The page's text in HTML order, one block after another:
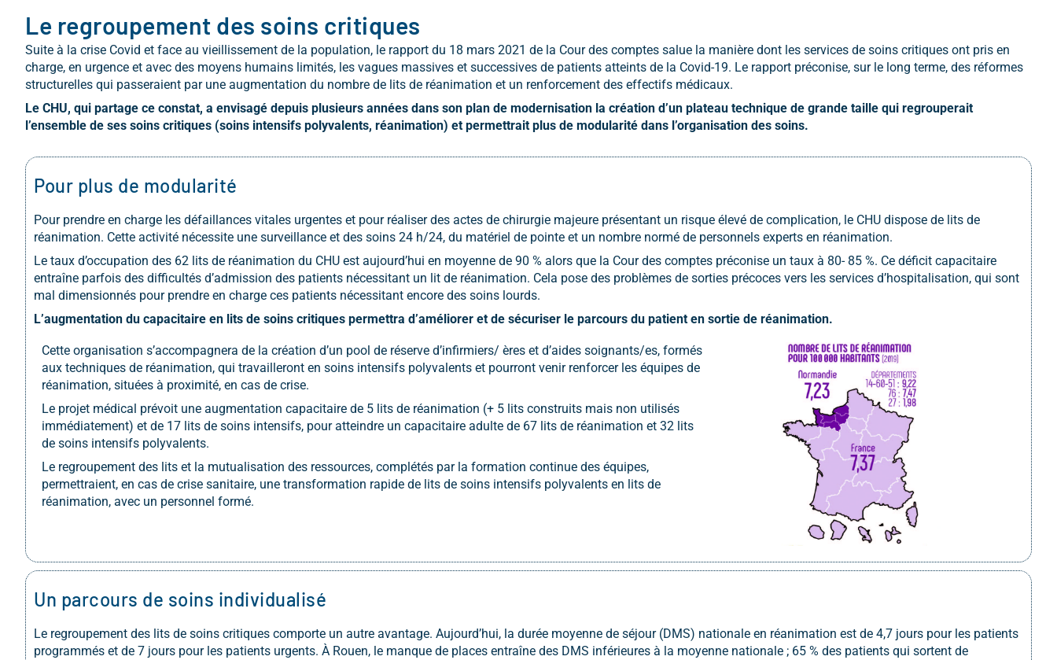
Le regroupement des soins critiques
Suite à la crise Covid et face au vieillissement de la population, le rapport du 18 mars 2021 de la Cour des comptes salue la manière dont les services de soins critiques ont pris en
charge, en urgence et avec des moyens humains limités, les vagues massives et successives de patients atteints de la Covid-19. Le rapport préconise, sur le long terme, des réformes
structurelles qui passeraient par une augmentation du nombre de lits de réanimation et un renforcement des effectifs médicaux.
Le CHU, qui partage ce constat, a envisagé depuis plusieurs années dans son plan de modernisation la création d’un plateau technique de grande taille qui regrouperait
l’ensemble de ses soins critiques (soins intensifs polyvalents, réanimation) et permettrait plus de modularité dans l’organisation des soins.
Pour plus de modularité
Pour prendre en charge les défaillances vitales urgentes et pour réaliser des actes de chirurgie majeure présentant un risque élevé de complication, le CHU dispose de lits de
réanimation. Cette activité nécessite une surveillance et des soins 24 h/24, du matériel de pointe et un nombre normé de personnels experts en réanimation.
Le taux d’occupation des 62 lits de réanimation du CHU est aujourd’hui en moyenne de 90 % alors que la Cour des comptes préconise un taux à 80- 85 %. Ce déficit capacitaire
entraîne parfois des difficultés d’admission des patients nécessitant un lit de réanimation. Cela pose des problèmes de sorties précoces vers les services d’hospitalisation, qui sont
mal dimensionnés pour prendre en charge ces patients nécessitant encore des soins lourds.
L’augmentation du capacitaire en lits de soins critiques permettra d’améliorer et de sécuriser le parcours du patient en sortie de réanimation.
Cette organisation s’accompagnera de la création d’un pool de réserve d’infirmiers/ ères et d’aides soignants/es, formés
aux techniques de réanimation, qui travailleront en soins intensifs polyvalents et pourront venir renforcer les équipes de
réanimation, situées à proximité, en cas de crise.
Le projet médical prévoit une augmentation capacitaire de 5 lits de réanimation (+ 5 lits construits mais non utilisés
immédiatement) et de 17 lits de soins intensifs, pour atteindre un capacitaire adulte de 67 lits de réanimation et 32 lits
de soins intensifs polyvalents.
Le regroupement des lits et la mutualisation des ressources, complétés par la formation continue des équipes,
permettraient, en cas de crise sanitaire, une transformation rapide de lits de soins intensifs polyvalents en lits de
réanimation, avec un personnel formé.
Un parcours de soins individualisé
Le regroupement des lits de soins critiques comporte un autre avantage. Aujourd’hui, la durée moyenne de séjour (DMS) nationale en réanimation est de 4,7 jours pour les patients
programmés et de 7 jours pour les patients urgents. À Rouen, le manque de places entraîne des DMS inférieures à la moyenne nationale ; 65 % des patients qui sortent de